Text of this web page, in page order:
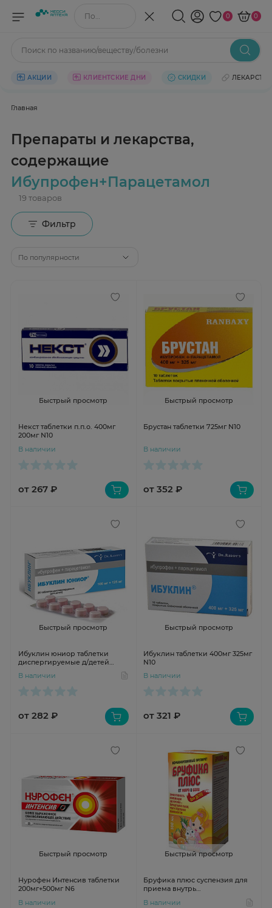
Поиск по названию/веществу 0 0
Поиск по названию/веществу/болезни
АКЦИИ КЛИЕНТСКИЕ ДНИ СКИДКИ ЛЕКАРСТВА
Главная
Препараты и лекарства,
содержащие
Ибупрофен+Парацетамол
Фильтр
По популярности
Быстрый просмотр
Некст таблетки п.п.о. 400мг
200мг N10
В наличии
от 267 ₽
Быстрый просмотр
Брустан таблетки 725мг N10
В наличии
от 352 ₽
Быстрый просмотр
Ибуклин юниор таблетки
диспергируемые д/детей
В наличии
от 282 ₽
Быстрый просмотр
Ибуклин таблетки 400мг 325мг
N10
В наличии
от 321 ₽
Быстрый просмотр
Нурофен Интенсив таблетки
200мг+500мг N6
В наличии
Быстрый просмотр
Бруфика плюс суспензия для
приема внутрь
В наличии